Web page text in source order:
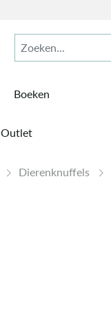
Boeken
Outlet
Dierenknuffels